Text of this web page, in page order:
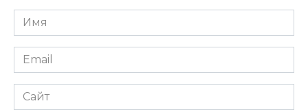
Имя
*
Email
*
Сайт